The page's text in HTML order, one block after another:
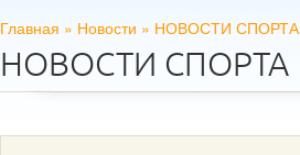
Главная » Новости » НОВОСТИ СПОРТА
НОВОСТИ СПОРТА